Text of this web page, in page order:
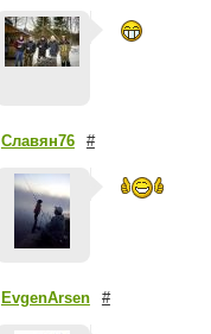
Славян76 #
ЕvgenArsen #